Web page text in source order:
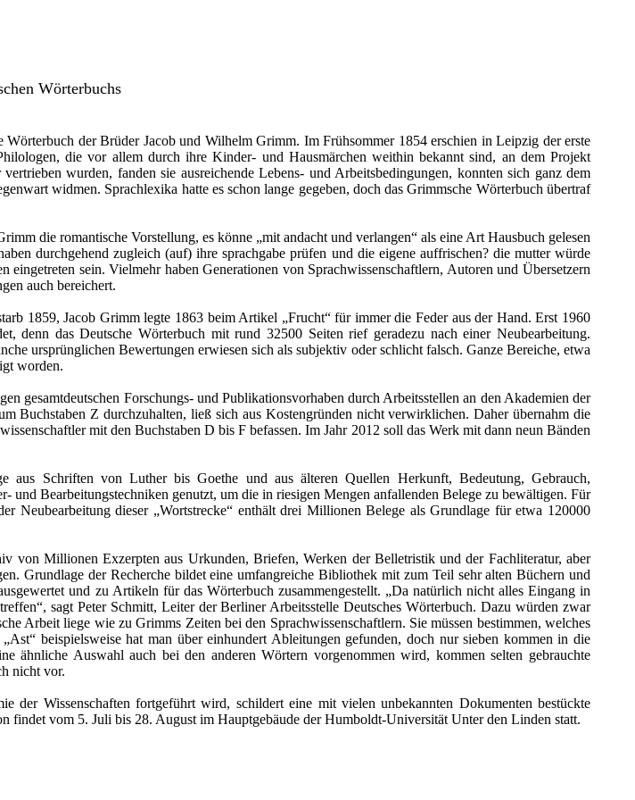
Wörterbuchs
der Brüder Jacob und Wilhelm Grimm. Im Frühsommer 1854 erschien in Leipzig der erste
die vor allem durch ihre Kinder- und Hausmärchen weithin bekannt sind, an dem Projekt
wurden, fanden sie ausreichende Lebens- und Arbeitsbedingungen, konnten sich ganz dem
widmen. Sprachlexika hatte es schon lange gegeben, doch das Grimmsche Wörterbuch übertraf
die romantische Vorstellung, es könne „mit andacht und verlangen“ als eine Art Hausbuch gelesen
durchgehend zugleich (auf) ihre sprachgabe prüfen und die eigene auffrischen? die mutter würde
sein. Vielmehr haben Generationen von Sprachwissenschaftlern, Autoren und Übersetzern
auch bereichert.
1859, Jacob Grimm legte 1863 beim Artikel „Frucht“ für immer die Feder aus der Hand. Erst 1960
denn das Deutsche Wörterbuch mit rund 32500 Seiten rief geradezu nach einer Neubearbeitung.
ursprünglichen Bewertungen erwiesen sich als subjektiv oder schlicht falsch. Ganze Bereiche, etwa
worden.
gesamtdeutschen Forschungs- und Publikationsvorhaben durch Arbeitsstellen an den Akademien der
Buchstaben Z durchzuhalten, ließ sich aus Kostengründen nicht verwirklichen. Daher übernahm die
mit den Buchstaben D bis F befassen. Im Jahr 2012 soll das Werk mit dann neun Bänden
aus Schriften von Luther bis Goethe und aus älteren Quellen Herkunft, Bedeutung, Gebrauch,
und Bearbeitungstechniken genutzt, um die in riesigen Mengen anfallenden Belege zu bewältigen. Für
dieser „Wortstrecke“ enthält drei Millionen Belege als Grundlage für etwa 120000
von Millionen Exzerpten aus Urkunden, Briefen, Werken der Belletristik und der Fachliteratur, aber
Grundlage der Recherche bildet eine umfangreiche Bibliothek mit zum Teil sehr alten Büchern und
und zu Artikeln für das Wörterbuch zusammengestellt. „Da natürlich nicht alles Eingang in
sagt Peter Schmitt, Leiter der Berliner Arbeitsstelle Deutsches Wörterbuch. Dazu würden zwar
Arbeit liege wie zu Grimms Zeiten bei den Sprachwissenschaftlern. Sie müssen bestimmen, welches
beispielsweise hat man über einhundert Ableitungen gefunden, doch nur sieben kommen in die
ähnliche Auswahl auch bei den anderen Wörtern vorgenommen wird, kommen selten gebrauchte
nicht vor.
der Wissenschaften fortgeführt wird, schildert eine mit vielen unbekannten Dokumenten bestückte
findet vom 5. Juli bis 28. August im Hauptgebäude der Humboldt-Universität Unter den Linden statt.